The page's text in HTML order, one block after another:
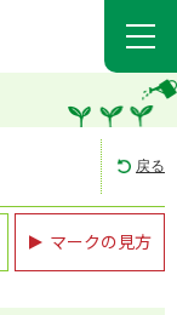
戻る
マークの見方